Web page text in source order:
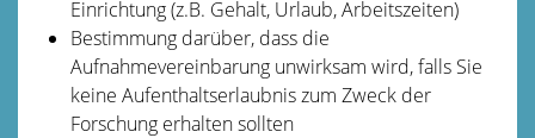
Einrichtung (z.B. Gehalt, Urlaub, Arbeitszeiten)
Bestimmung darüber, dass die
Aufnahmevereinbarung unwirksam wird, falls Sie
keine Aufenthaltserlaubnis zum Zweck der
Forschung erhalten sollten